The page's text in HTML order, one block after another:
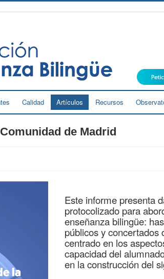
Calidad Artículos Recursos
de Madrid
Este informe presenta
protocolizado para
enseñanza bilingüe:
públicos y concertados
centrado en los
capacidad del
en la construcción del